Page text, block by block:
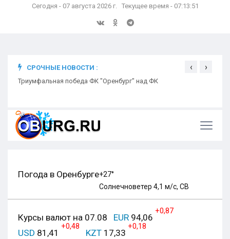
Сегодня - 07 августа 2026 г. Текущее время - 07:13:52
СРОЧНЫЕ НОВОСТИ :
Триумфальная победа ФК "Оренбург" над ФК
‹ ›
Погода в Оренбурге+27°
Солнечноветер 4,1 м/с, СВ
Курсы валют на 07.08 EUR 94,06
+0,87
USD 81,41
+0,48
KZT 17,33
+0,18